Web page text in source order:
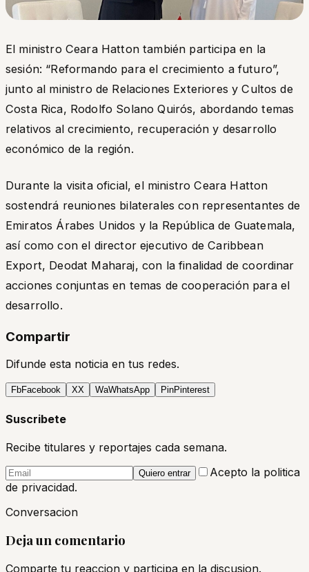
El ministro Ceara Hatton también participa en la
sesión: “Reformando para el crecimiento a futuro”,
junto al ministro de Relaciones Exteriores y Cultos de
Costa Rica, Rodolfo Solano Quirós, abordando temas
relativos al crecimiento, recuperación y desarrollo
económico de la región.
Durante la visita oficial, el ministro Ceara Hatton
sostendrá reuniones bilaterales con representantes de
Emiratos Árabes Unidos y la República de Guatemala,
así como con el director ejecutivo de Caribbean
Export, Deodat Maharaj, con la finalidad de coordinar
acciones conjuntas en temas de cooperación para el
desarrollo.
Compartir
Difunde esta noticia en tus redes.
FbFacebook XX WaWhatsApp PinPinterest
Suscribete
Recibe titulares y reportajes cada semana.
Quiero entrar
Acepto la politica
de privacidad.
Conversacion
Deja un comentario
Comparte tu reaccion y participa en la discusion.